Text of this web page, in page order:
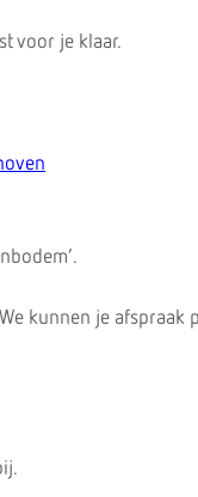
voor je klaar.
kunnen je afspraak